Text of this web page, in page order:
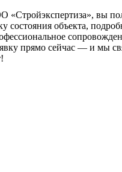
«Стройэкспертиза», вы
состояния объекта,
прямо сейчас — и мы